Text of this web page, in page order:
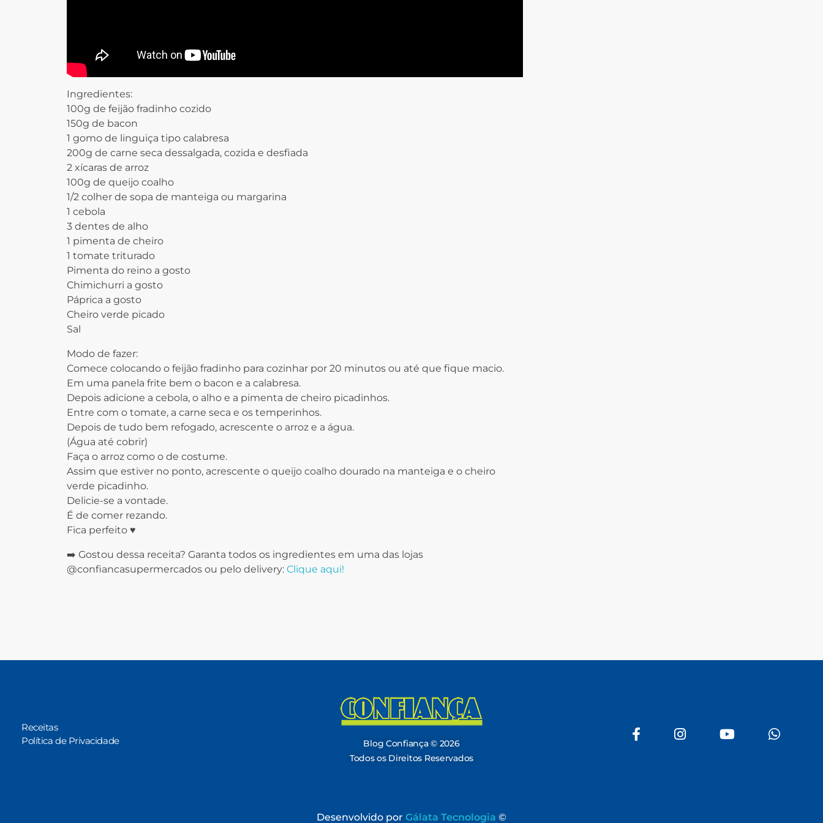
Ingredientes:
100g de feijão fradinho cozido
150g de bacon
1 gomo de linguiça tipo calabresa
200g de carne seca dessalgada, cozida e desfiada
2 xícaras de arroz
100g de queijo coalho
1/2 colher de sopa de manteiga ou margarina
1 cebola
3 dentes de alho
1 pimenta de cheiro
1 tomate triturado
Pimenta do reino a gosto
Chimichurri a gosto
Páprica a gosto
Cheiro verde picado
Sal
Modo de fazer:
Comece colocando o feijão fradinho para cozinhar por 20 minutos ou até que fique macio.
Em uma panela frite bem o bacon e a calabresa.
Depois adicione a cebola, o alho e a pimenta de cheiro picadinhos.
Entre com o tomate, a carne seca e os temperinhos.
Depois de tudo bem refogado, acrescente o arroz e a água.
(Água até cobrir)
Faça o arroz como o de costume.
Assim que estiver no ponto, acrescente o queijo coalho dourado na manteiga e o cheiro
verde picadinho.
Delicie-se a vontade.
É de comer rezando.
Fica perfeito ♥️
➡️ Gostou dessa receita? Garanta todos os ingredientes em uma das lojas
@confiancasupermercados ou pelo delivery: Clique aqui!
Receitas
Política de Privacidade
Blog Confiança © 2026
Todos os Direitos Reservados
Desenvolvido por Gálata Tecnologia ©